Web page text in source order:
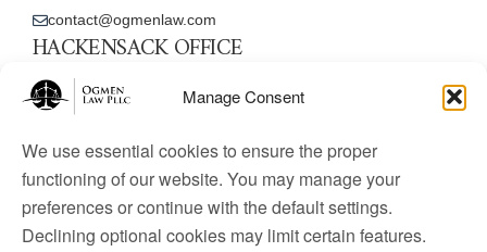
Manage Consent
We use essential cookies to ensure the proper
functioning of our website. You may manage your
preferences or continue with the default settings.
Declining optional cookies may limit certain features.
contact@ogmenlaw.com
HACKENSACK OFFICE
New Jersey Office
contact@ogmenlaw.com